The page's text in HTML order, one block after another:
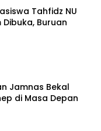
Tahfidz NU
Dibuka, Buruan
Jamnas Bekal
di Masa Depan